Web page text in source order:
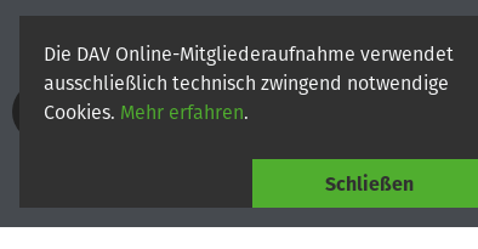
Die DAV Online-Mitgliederaufnahme verwendet
ausschließlich technisch zwingend notwendige
Cookies. Mehr erfahren.
Schließen
© 2026Deutscher Alpenverein e.V.